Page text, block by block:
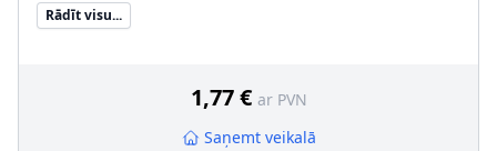
Rādīt visu...
1,77 € ar PVN
Saņemt veikalā